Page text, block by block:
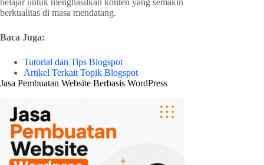
berkualitas di masa mendatang.
Baca Juga:
Tutorial dan Tips Blogspot
Artikel Terkait Topik Blogspot
Jasa Pembuatan Website Berbasis WordPress